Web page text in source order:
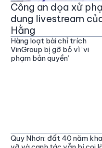
Công an dọa xử
dung livestream
Hằng
Hàng loạt bài chỉ trích
VinGroup bị gỡ bỏ vì ‘vi
phạm bản quyền’
Quy Nhơn: đất 40 năm